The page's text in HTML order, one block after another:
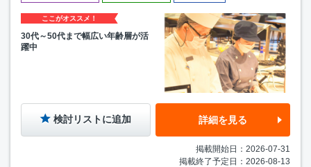
ここがオススメ！
30代～50代まで幅広い年齢層が活
躍中
検討リストに追加 詳細を見る
掲載開始日：2026-07-31
掲載終了予定日：2026-08-13